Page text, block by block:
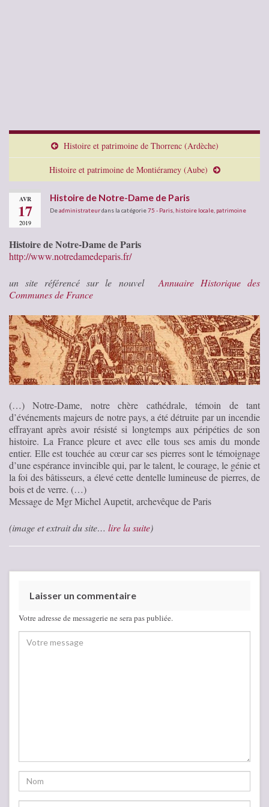
Histoire et patrimoine de Thorrenc (Ardèche)
Histoire et patrimoine de Montiéramey (Aube)
AVR
17
2019
Histoire de Notre-Dame de Paris
Deadministrateurdans la catégorie75 - Paris histoire locale patrimoine
Histoire de Notre-Dame de Paris
http://www.notredamedeparis.fr/
un site référencé sur le nouvel Annuaire Historique des
Communes de France
(…) Notre-Dame, notre chère cathédrale, témoin de tant
d’événements majeurs de notre pays, a été détruite par un incendie
effrayant après avoir résisté si longtemps aux péripéties de son
histoire. La France pleure et avec elle tous ses amis du monde
entier. Elle est touchée au cœur car ses pierres sont le témoignage
d’une espérance invincible qui, par le talent, le courage, le génie et
la foi des bâtisseurs, a élevé cette dentelle lumineuse de pierres, de
bois et de verre. (…)
Message de Mgr Michel Aupetit, archevêque de Paris
(image et extrait du site… lire la suite)
Laisser un commentaire
Votre adresse de messagerie ne sera pas publiée.